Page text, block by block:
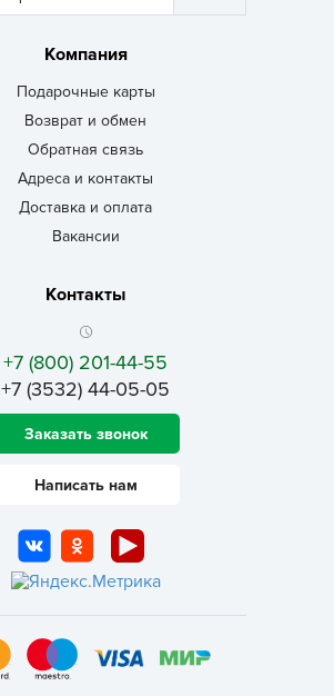
Компания
Подарочные карты
Возврат и обмен
Обратная связь
Адреса и контакты
Доставка и оплата
Вакансии
Контакты
+7 (800) 201-44-55
+7 (3532) 44-05-05
Заказать звонок
Написать нам